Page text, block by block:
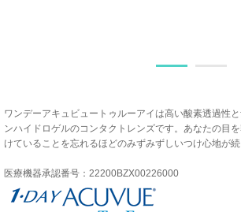
ワンデーアキュビュートゥルーアイは高い酸素透過性
ンハイドロゲルのコンタクトレンズです。あなたの目
けていることを忘れるほどのみずみずしいつけ心地が続
医療機器承認番号：22200BZX00226000